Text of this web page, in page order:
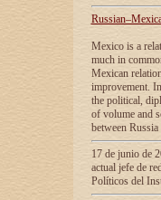
Mexico is a
much in
Mexican
improvement.
the political,
of volume and
between
17 de junio de
actual jefe de
Políticos del